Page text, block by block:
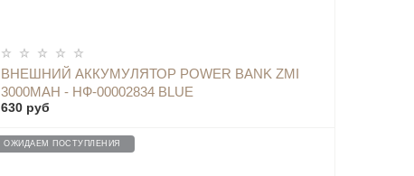
ВНЕШНИЙ АККУМУЛЯТОР POWER BANK ZMI
3000MAH - НФ-00002834 BLUE
630 руб
ОПОВЕСТИТЬ
ОЖИДАЕМ ПОСТУПЛЕНИЯ